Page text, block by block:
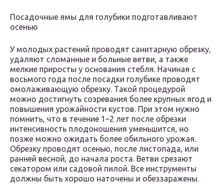
Посадочные ямы для голубики подготавливают
осенью
У молодых растений проводят санитарную обрезку,
удаляют сломанные и больные ветви, а также
мелкие приросты у основания стебля. Начиная с
восьмого года после посадки голубике проводят
омолаживающую обрезку. Такой процедурой
можно достигнуть созревания более крупных ягод и
повышения урожайности кустов. При этом нужно
помнить, что в течение 1–2 лет после обрезки
интенсивность плодоношения уменьшится, но
позже можно ожидать более обильного урожая.
Обрезку проводят осенью, после листопада, или
ранней весной, до начала роста. Ветви срезают
секатором или садовой пилой. Все инструменты
должны быть хорошо наточены и обеззаражены.